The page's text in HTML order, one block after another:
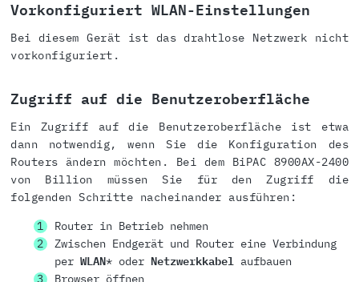
Vorkonfiguriert WLAN-Einstellungen
Bei diesem Gerät ist das drahtlose Netzwerk nicht
vorkonfiguriert.
Zugriff auf die Benutzeroberfläche
Ein Zugriff auf die Benutzeroberfläche ist etwa
dann notwendig, wenn Sie die Konfiguration des
Routers ändern möchten. Bei dem BiPAC 8900AX-2400
von Billion müssen Sie für den Zugriff die
folgenden Schritte nacheinander ausführen:
Router in Betrieb nehmen
Zwischen Endgerät und Router eine Verbindung
per WLAN* oder Netzwerkkabel aufbauen
Browser öffnen